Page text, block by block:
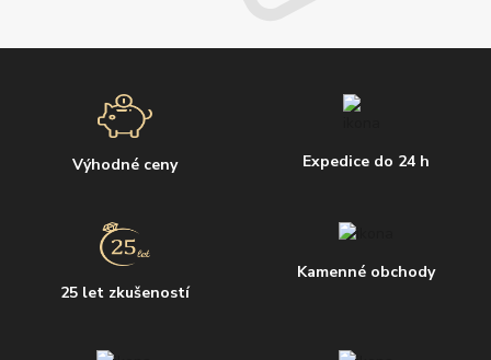
Výhodné ceny Expedice do 24 h
25 let zkušeností
Kamenné obchody